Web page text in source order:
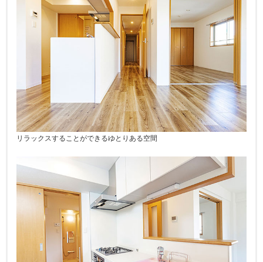
リラックスすることができるゆとりある空間